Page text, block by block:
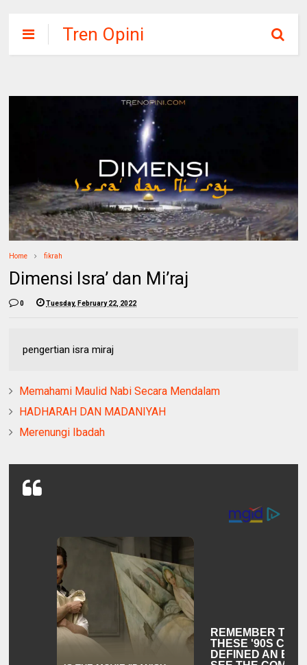
Tren Opini
Home fikrah
Dimensi Isra’ dan Mi’raj
0 Tuesday, February 22, 2022
pengertian isra miraj
Memahami Maulid Nabi Secara Mendalam
HADHARAH DAN MADANIYAH
Merenungi Ibadah